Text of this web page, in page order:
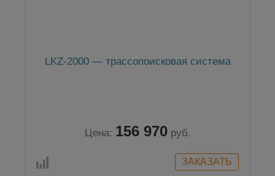
LKZ-2000 — трассопоисковая система
Цена: 156 970 руб.